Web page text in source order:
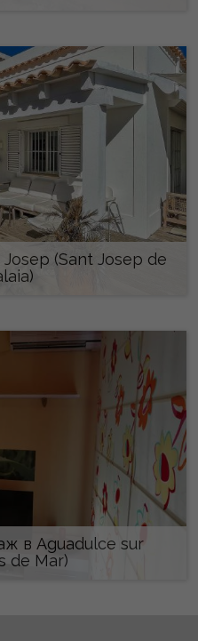
(Sant Josep de
в Aguadulce sur
de Mar)